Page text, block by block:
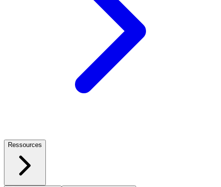
Ressources